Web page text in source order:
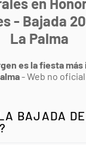
- Bajada
La Palma
es la fiesta
- Web no oficial
BAJADA